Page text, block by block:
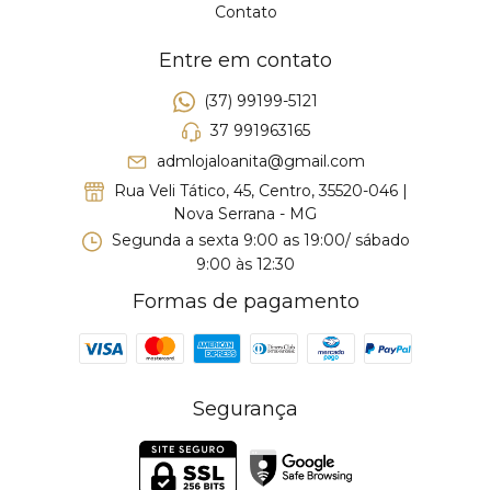
Contato
Entre em contato
(37) 99199-5121
37 991963165
admlojaloanita@gmail.com
Rua Veli Tático, 45, Centro, 35520-046 |
Nova Serrana - MG
Segunda a sexta 9:00 as 19:00/ sábado
9:00 às 12:30
Formas de pagamento
Segurança